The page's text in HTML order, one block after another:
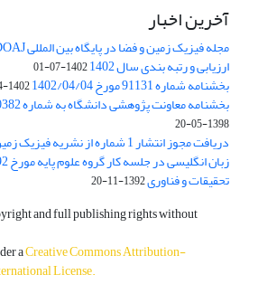
آخرین اخبار
مجله فیزیک زمین و فضا در پایگاه بین المللی DOAJ نمایه شد.
ارزیابی و رتبه بندی سال 1402 1402-07-01
بخشنامه شماره 91131 مورخ 1402/04/04 1402-04-04
بخشنامه معاونت پژوهشی دانشگاه به شماره 140/130382 مورخ 98/5/20
1398-05-20
دریافت مجوز انتشار 1 شماره از
تحقیقات و فناوری1392-11-20
and full publishing rights without
aCreative Commons Attribution-
License.